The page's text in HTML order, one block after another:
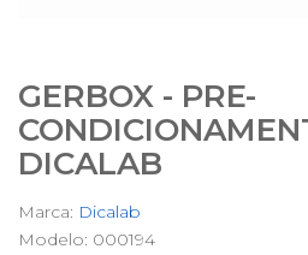
GERBOX - PRE-
DICALAB
Marca: Dicalab
Modelo: 000194